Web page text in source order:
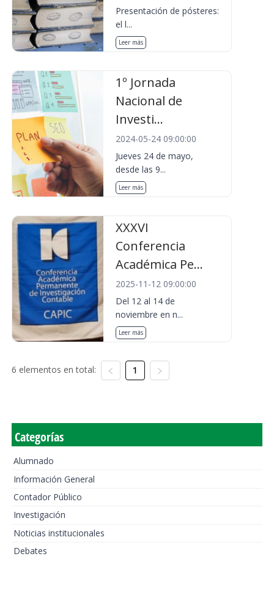
Presentación de pósteres:
el l...
Leer más
1º Jornada
Nacional de
Investi...
2024-05-24 09:00:00
Jueves 24 de mayo,
desde las 9...
Leer más
XXXVI
Conferencia
Académica Pe...
2025-11-12 09:00:00
Del 12 al 14 de
noviembre en n...
Leer más
6 elementos en total: 1
Categorías
Alumnado
Información General
Contador Público
Investigación
Noticias institucionales
Debates